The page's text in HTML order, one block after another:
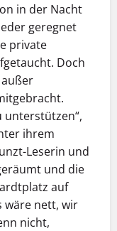
in der Nacht
geregnet
private
Doch
unterstützen“,
ihrem
Leserin und
und die
auf
wäre nett, wir
nicht,